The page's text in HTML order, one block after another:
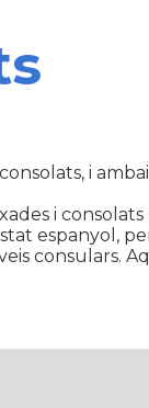
i
i consolats
espanyol,
consulars.